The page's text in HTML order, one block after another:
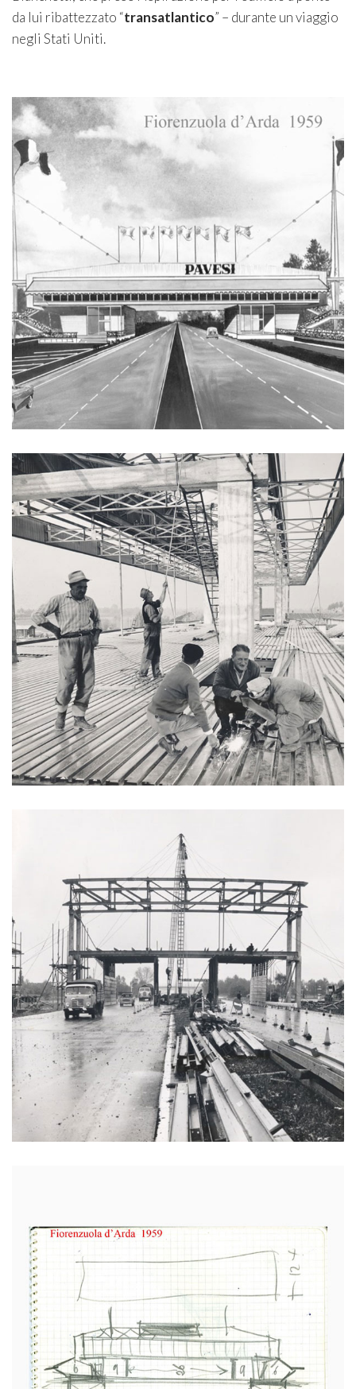
da lui ribattezzato “transatlantico” – durante un viaggio
negli Stati Uniti.